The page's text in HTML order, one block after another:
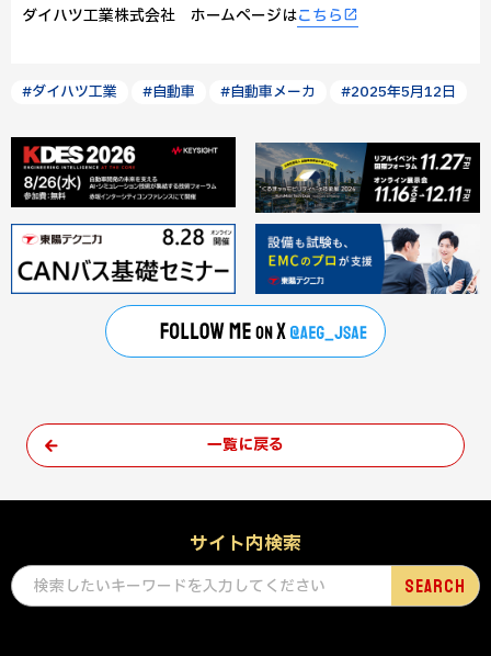
ダイハツ工業株式会社 ホームページはこちら
#ダイハツ工業 #自動車 #自動車メーカ #2025年5月12日
一覧に戻る
サイト内検索